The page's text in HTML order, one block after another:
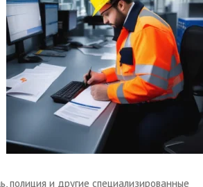
полиция и другие специализированные